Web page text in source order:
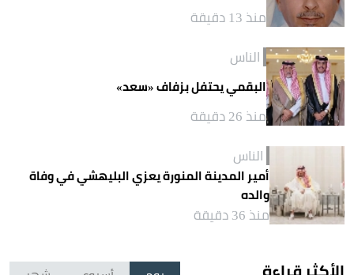
منذ 13 دقيقة
الناس
البقمي يحتفل بزفاف «سعد»
منذ 26 دقيقة
الناس
أمير المدينة المنورة يعزي البليهشي في وفاة
والده
منذ 36 دقيقة